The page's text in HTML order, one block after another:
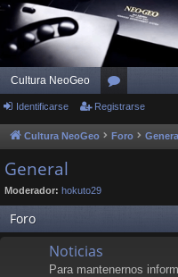
Cultura NeoGeo
or
os
Identificarse Registrarse
Cultura NeoGeo Foro
General
Moderador: hokuto29
Foro
Noticias
Para mantenernos